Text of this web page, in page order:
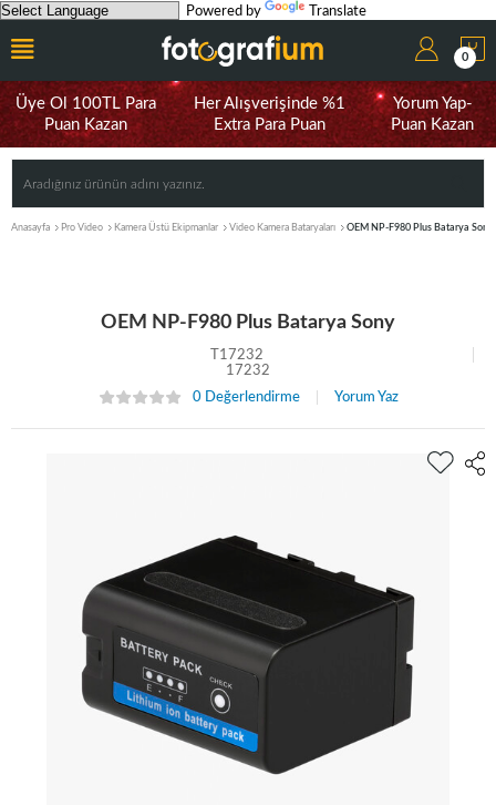
Powered by Translate
0
Üye Ol 100TL Para
Puan Kazan
Her Alışverişinde %1
Extra Para Puan
Yorum Yap-
Puan Kazan
Anasayfa Pro Video Kamera Üstü Ekipmanlar Video Kamera Bataryaları OEM NP-F980 Plus Batarya Sony
OEM NP-F980 Plus Batarya Sony
T17232
17232
0 Değerlendirme
Yorum Yaz